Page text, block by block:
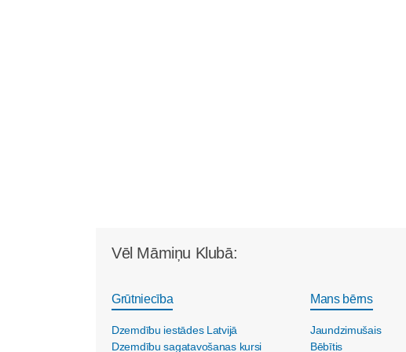
Vēl Māmiņu Klubā:
Grūtniecība
Dzemdību iestādes Latvijā
Dzemdību sagatavošanas kursi
Mans bērns
Jaundzimušais
Bēbītis